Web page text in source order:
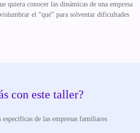
quiera conocer las dinámicas de una empresa
el “qué” para solventar dificultades
con este taller?
de las empresas familiares